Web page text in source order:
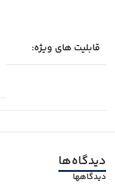
قابلیت های ویژه:
دیدگاه‌ها
دیدگاهها